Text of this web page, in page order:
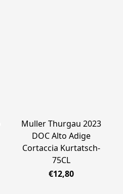
Muller Thurgau 2023
DOC Alto Adige
Cortaccia Kurtatsch-
75CL
€12,80